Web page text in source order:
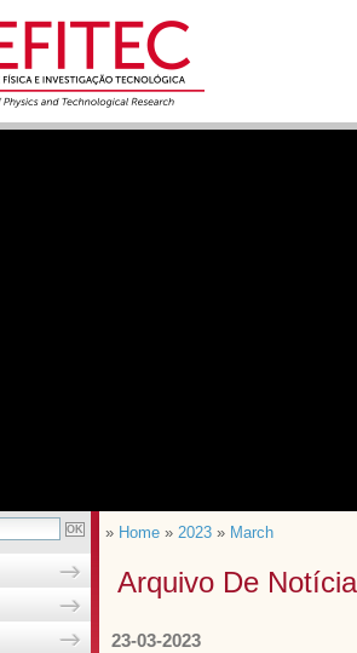
» Home » 2023 » March
Arquivo De
23-03-2023